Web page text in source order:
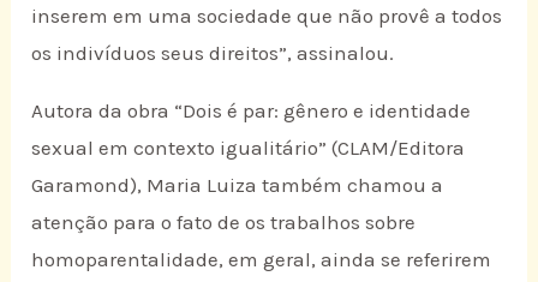
inserem em uma sociedade que não provê a todos
os indivíduos seus direitos”, assinalou.
Autora da obra “Dois é par: gênero e identidade
sexual em contexto igualitário” (CLAM/Editora
Garamond), Maria Luiza também chamou a
atenção para o fato de os trabalhos sobre
homoparentalidade, em geral, ainda se referirem